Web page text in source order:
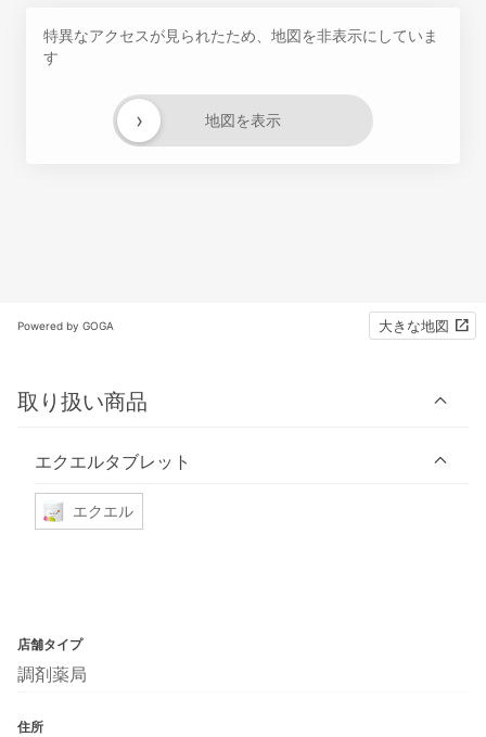
特異なアクセスが見られたため、地図を非表示にしていま
す
地図を表示
›
Powered by GOGA 大きな地図
取り扱い商品
エクエルタブレット
エクエル
店舗タイプ
調剤薬局
住所